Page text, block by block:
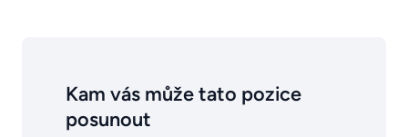
Kam vás může tato pozice
posunout